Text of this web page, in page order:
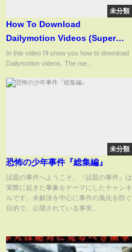
未分類
How To Download
Dailymotion Videos (Super
Easy 2024)
In this video I'll show you how to download
Dailymotion videos. The me...
未分類
恐怖の少年事件『総集編』
話題の事件へようこそ。『話題の事件』は
実際に起きた事象をテーマにしたチャンネ
ルです。未解決を中心に事件の風化を防ぐ
目的で、公開されている事実...